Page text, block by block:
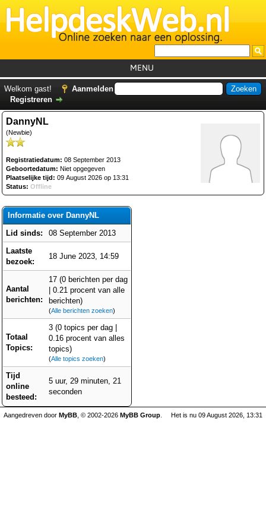
MENU
GemistDownloader
Welkom gast!
Aanmelden
Registreren
DannyNL
(Newbie)
Registratiedatum: 08 September 2013
Geboortedatum: Niet opgegeven
Plaatselijke tijd: 09 August 2026 op 13:31
Status: Offline
Informatie over DannyNL
Lid sinds:
08 September 2013
Laatste
bezoek:
18 June 2023, 14:59
Aantal
berichten:
17 (0 berichten per dag
| 0.21 procent van alle
berichten)
(Alle berichten zoeken)
Totaal
Topics:
3 (0 topics per dag |
0.16 procent van alles
topics)
(Alle topics zoeken)
Tijd
online
besteed:
5 uur, 29 minuten, 21
seconden
Het is nu 09 August 2026, 13:31
Aangedreven door MyBB , © 2002-2026 MyBB Group